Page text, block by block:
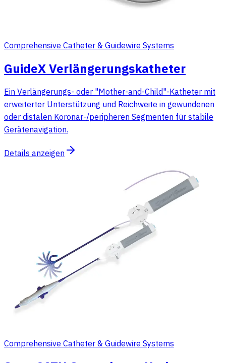
Comprehensive Catheter & Guidewire Systems
GuideX Verlängerungskatheter
Ein Verlängerungs- oder "Mother-and-Child"-Katheter mit
erweiterter Unterstützung und Reichweite in gewundenen
oder distalen Koronar-/peripheren Segmenten für stabile
Gerätenavigation.
Details anzeigen
Comprehensive Catheter & Guidewire Systems